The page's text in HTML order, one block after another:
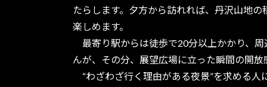
たらします。夕方から訪れれば、丹沢山地
楽しめます。
最寄り駅からは徒歩で20分以上かかり、
んが、その分、展望広場に立った瞬間の開
“わざわざ行く理由がある夜景”を求める人